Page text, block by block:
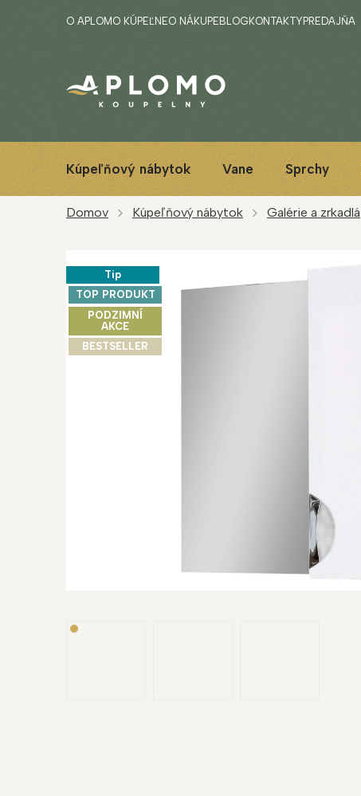
O APLOMO KÚPEĽNEO NÁKUPE BLOG KONTAKTY PREDAJŇA
Kúpeľňový nábytok Vane Sprchy
Domov Kúpeľňový nábytok Galérie a zrkadlá
Tip
TOP PRODUKT
PODZIMNÍ
AKCE
BESTSELLER